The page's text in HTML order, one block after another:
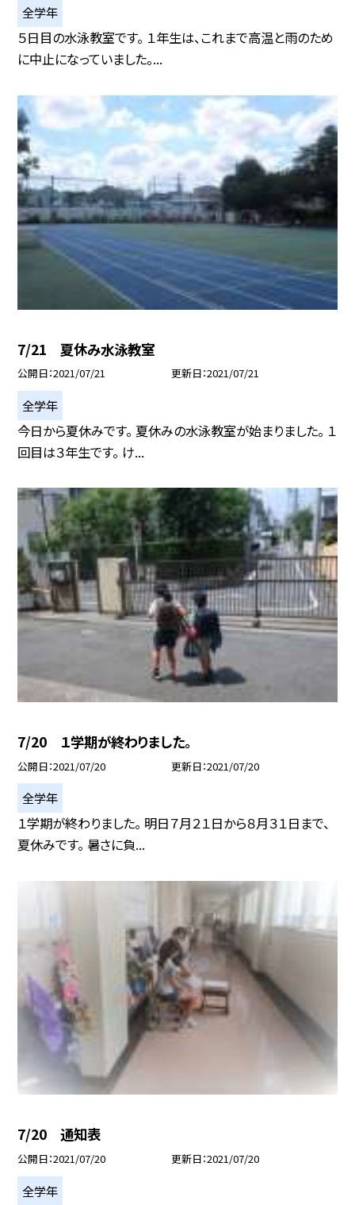
全学年
５日目の水泳教室です。 １年生は、これまで高温と雨のため
に中止になっていました。...
7/21 夏休み水泳教室
公開日 2021/07/21 更新日 2021/07/21
全学年
今日から夏休みです。 夏休みの水泳教室が始まりました。 １
回目は３年生です。 け...
7/20 １学期が終わりました。
公開日 2021/07/20 更新日 2021/07/20
全学年
１学期が終わりました。 明日７月２１日から８月３１日まで、
夏休みです。 暑さに負...
7/20 通知表
公開日 2021/07/20 更新日 2021/07/20
全学年